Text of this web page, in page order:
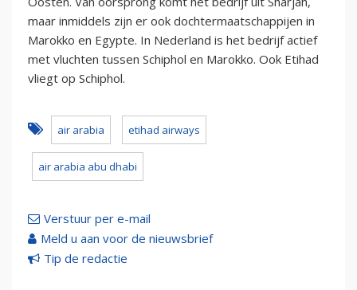
maar inmiddels zijn er ook dochtermaatschappijen in
Marokko en Egypte. In Nederland is het bedrijf actief
met vluchten tussen Schiphol en Marokko. Ook Etihad
vliegt op Schiphol.
air arabia etihad airways
air arabia abu dhabi
Verstuur per e-mail
Meld u aan voor de nieuwsbrief
Tip de redactie